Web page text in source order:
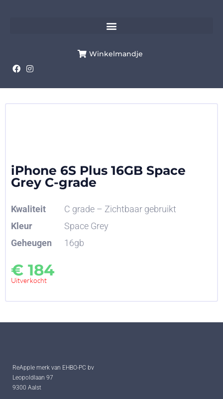
Winkelmandje
iPhone 6S Plus 16GB Space
Grey C-grade
Kwaliteit
C grade – Zichtbaar gebruikt
Kleur
Space Grey
Geheugen
16gb
€ 184
Uitverkocht
ReApple merk van EHBO-PC bv
Leopoldlaan 97
9300 Aalst